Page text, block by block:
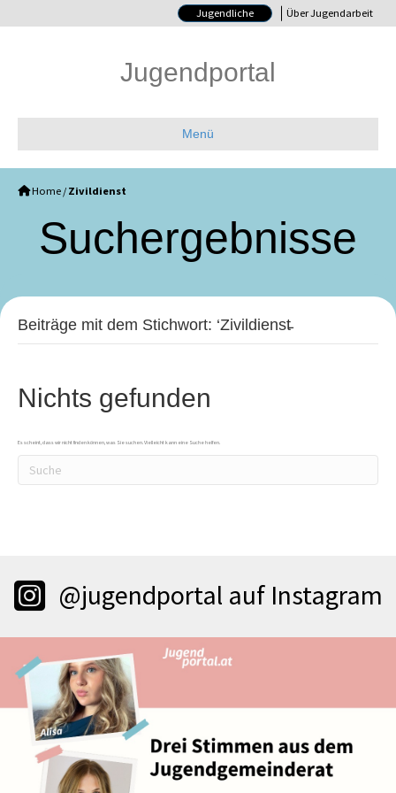
Jugendliche Über Jugendarbeit
Jugendportal
Menü
Home / Zivildienst
Such­ergebnisse
Beiträge mit dem Stichwort: ‘Zivildienst̵
Nichts gefunden
Es scheint, dass wir nicht finden können, was Sie suchen. Vielleicht kann eine Suche helfen.
@jugendportal auf Instagram